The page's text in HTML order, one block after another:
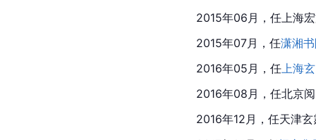
2015年06月，任上海
2015年07月，任潇湘
2016年05月，任 上海
2016年08月，任北京
2016年12月，任天津